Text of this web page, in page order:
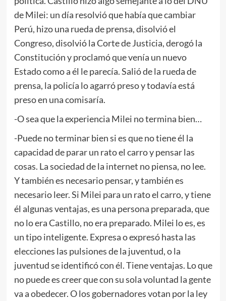
de Milei: un día resolvió que había que cambiar
Perú, hizo una rueda de prensa, disolvió el
Congreso, disolvió la Corte de Justicia, derogó la
Constitución y proclamó que venía un nuevo
Estado como a él le parecía. Salió de la rueda de
prensa, la policía lo agarró preso y todavía está
preso en una comisaría.
-O sea que la experiencia Milei no termina bien…
-Puede no terminar bien si es que no tiene él la
capacidad de parar un rato el carro y pensar las
cosas. La sociedad de la internet no piensa, no lee.
Y también es necesario pensar, y también es
necesario leer. Si Milei para un rato el carro, y tiene
él algunas ventajas, es una persona preparada, que
no lo era Castillo, no era preparado. Milei lo es, es
un tipo inteligente. Expresa o expresó hasta las
elecciones las pulsiones de la juventud, o la
juventud se identificó con él. Tiene ventajas. Lo que
no puede es creer que con su sola voluntad la gente
va a obedecer. O los gobernadores votan por la ley